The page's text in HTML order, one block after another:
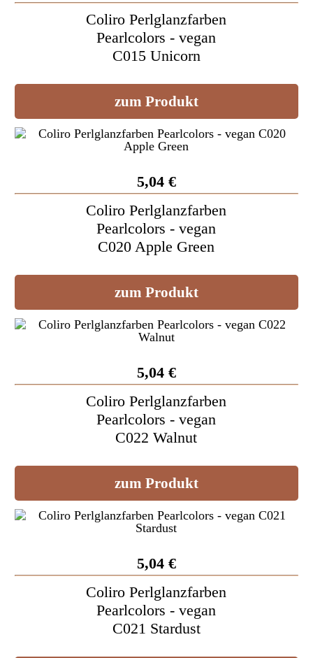
Coliro Perlglanzfarben
Pearlcolors - vegan
C015 Unicorn
zum Produkt
5,04 €
Coliro Perlglanzfarben
Pearlcolors - vegan
C020 Apple Green
zum Produkt
5,04 €
Coliro Perlglanzfarben
Pearlcolors - vegan
C022 Walnut
zum Produkt
5,04 €
Coliro Perlglanzfarben
Pearlcolors - vegan
C021 Stardust